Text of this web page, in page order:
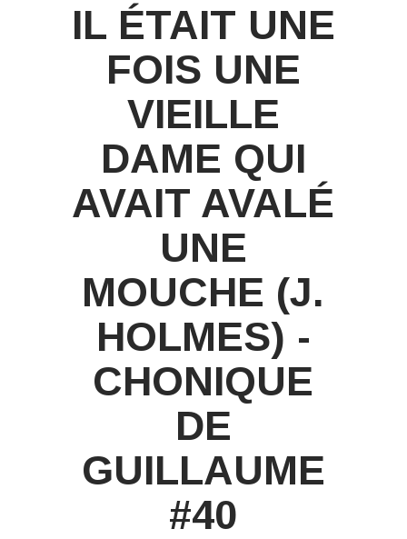
IL ÉTAIT UNE
FOIS UNE
VIEILLE
DAME QUI
AVAIT AVALÉ
UNE
MOUCHE (J.
HOLMES) -
CHONIQUE
DE
GUILLAUME
#40